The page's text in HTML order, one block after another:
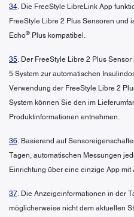
34 . Die FreeStyle LibreLink App
FreeStyle Libre 2 Plus Sensoren und
Echo® Plus kompatibel.
35 . Der FreeStyle Libre 2 Plus
5 System zur automatischen
Verwendung der FreeStyle Libre 2
System können Sie den im
Produktinformationen entnehmen.
36 . Basierend auf
Tagen, automatischen Messungen
Einrichtung über eine einzige App mit
37 . Die Anzeigeinformationen in der
möglicherweise nicht dem aktuellen